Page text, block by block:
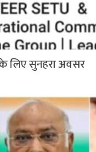
लिए सुनहरा अवसर